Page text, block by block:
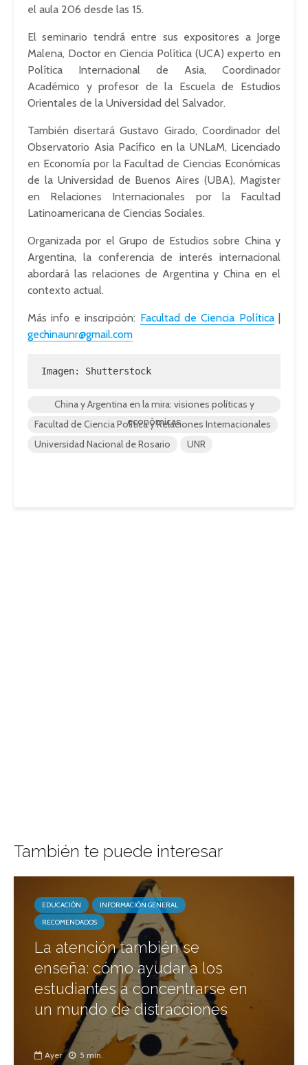
el aula 206 desde las 15.
El seminario tendrá entre sus expositores a Jorge
Malena, Doctor en Ciencia Política (UCA) experto en
Política Internacional de Asia, Coordinador
Académico y profesor de la Escuela de Estudios
Orientales de la Universidad del Salvador.
También disertará Gustavo Girado, Coordinador del
Observatorio Asia Pacífico en la UNLaM, Licenciado
en Economía por la Facultad de Ciencias Económicas
de la Universidad de Buenos Aires (UBA), Magister
en Relaciones Internacionales por la Facultad
Latinoamericana de Ciencias Sociales.
Organizada por el Grupo de Estudios sobre China y
Argentina, la conferencia de interés internacional
abordará las relaciones de Argentina y China en el
contexto actual.
Más info e inscripción: Facultad de Ciencia Política|
gechinaunr@gmail.com
Imagen: Shutterstock
China y Argentina en la mira: visiones políticas y
económicas
Facultad de Ciencia Política y Relaciones Internacionales
Universidad Nacional de Rosario
UNR
También te puede interesar
EDUCACIÓN
INFORMACIÓN GENERAL
RECOMENDADOS
La atención también se
enseña: cómo ayudar a los
estudiantes a concentrarse en
un mundo de distracciones
Ayer 5 min.